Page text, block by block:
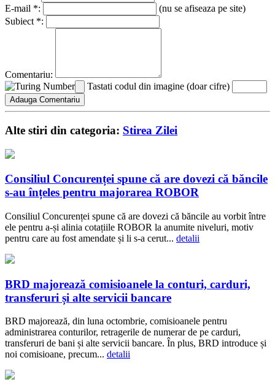
E-mail *:
(nu se afiseaza pe site)
Subiect *:
Comentariu:
Tastati codul din imagine (doar cifre)
Alte stiri din categoria: Stirea Zilei
Consiliul Concurenței spune că are dovezi că băncile
s-au înțeles pentru majorarea ROBOR
Consiliul Concurenței spune că are dovezi că băncile au vorbit între
ele pentru a-și alinia cotațiile ROBOR la anumite niveluri, motiv
pentru care au fost amendate și li s-a cerut... detalii
BRD majorează comisioanele la conturi, carduri,
transferuri și alte servicii bancare
BRD majorează, din luna octombrie, comisioanele pentru
administrarea conturilor, retragerile de numerar de pe carduri,
transferuri de bani și alte servicii bancare. În plus, BRD introduce și
noi comisioane, precum... detalii